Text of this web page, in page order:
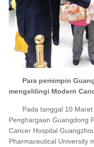
Para pemimpin
mengelilingi Modern
Pada tanggal 10 Maret
Penghargaan Guangdong
Cancer Hospital
Pharmaceutical University